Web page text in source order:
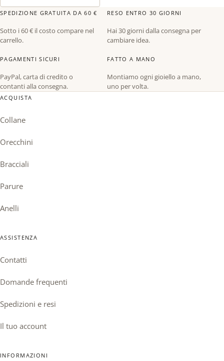
SPEDIZIONE GRATUITA DA 60 €
Sotto i 60 € il costo compare nel
carrello.
RESO ENTRO 30 GIORNI
Hai 30 giorni dalla consegna per
cambiare idea.
PAGAMENTI SICURI
PayPal, carta di credito o
contanti alla consegna.
FATTO A MANO
Montiamo ogni gioiello a mano,
uno per volta.
ACQUISTA
Collane
Orecchini
Bracciali
Parure
Anelli
ASSISTENZA
Contatti
Domande frequenti
Spedizioni e resi
Il tuo account
INFORMAZIONI